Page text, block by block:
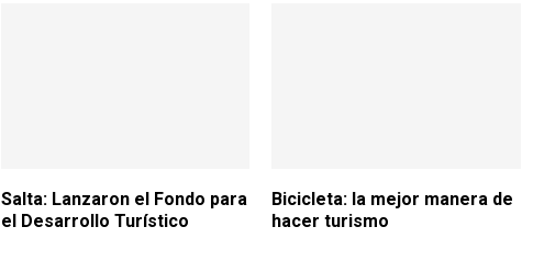
Salta: Lanzaron el Fondo para
el Desarrollo Turístico
Bicicleta: la mejor manera de
hacer turismo